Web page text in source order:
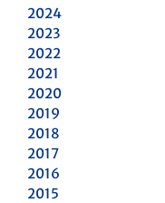
2024
2023
2022
2021
2020
2019
2018
2017
2016
2015